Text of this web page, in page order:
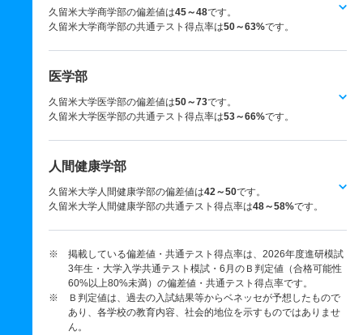
久留米大学商学部の偏差値は45～48です。
久留米大学商学部の共通テスト得点率は50～63%です。
医学部
久留米大学医学部の偏差値は50～73です。
久留米大学医学部の共通テスト得点率は53～66%です。
人間健康学部
久留米大学人間健康学部の偏差値は42～50です。
久留米大学人間健康学部の共通テスト得点率は48～58%です。
※ 掲載している偏差値・共通テスト得点率は、2026年度進研模試
3年生・大学入学共通テスト模試・6月のＢ判定値（合格可能性
60%以上80%未満）の偏差値・共通テスト得点率です。
※ Ｂ判定値は、過去の入試結果等からベネッセが予想したもので
あり、各学校の教育内容、社会的地位を示すものではありませ
ん。